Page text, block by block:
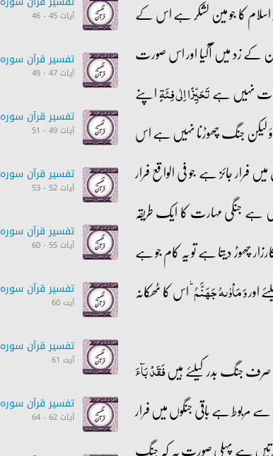
اسلام کا جو مین لشکر ہے اس کے
کے زد میں آگیا اور اس صورت
نہیں ہےتَحَیِّزًا اِلٰی فِئَۃٍاپنے
آ جاؤ لیکن جنگ چھوڑنا نہیں ہے اس
فرار جائز ہے جو فی الواقع فرار
ہے جنگی مہارت کا ایک طریقہ
چھوڑ دیتا ہے تو یہ کام جو ہے
اوروَ مَاۡوٰىہُ جَہَنَّمُ ؕاس کا ٹھکانہ
جنگ بدر کیلئے ہیںفَقَدۡ بَآءَ
ہے باقی جنگوں میں فرار
آیات 45 - 46
تفسیر قرآن سورہ ‎الأنفال‎
آیات 47 - 49
تفسیر قرآن سورہ ‎الأنفال‎
آیات 49 - 51
تفسیر قرآن سورہ ‎الأنفال‎
آیات 52 - 53
تفسیر قرآن سورہ ‎الأنفال‎
آیات 55 - 60
تفسیر قرآن سورہ ‎الأنفال‎
آیت 60
تفسیر قرآن سورہ ‎الأنفال‎
آیت 61
تفسیر قرآن سورہ ‎الأنفال‎
آیات 62 - 64